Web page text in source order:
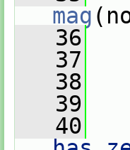
mag
   36
   37
   38
   39
   40